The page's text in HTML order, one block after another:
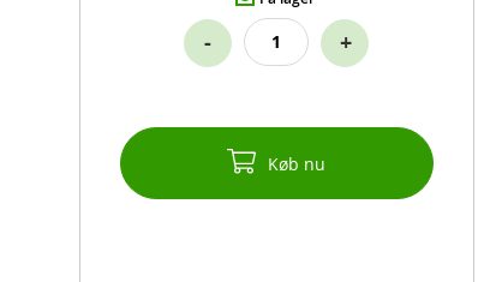
- +
Køb nu